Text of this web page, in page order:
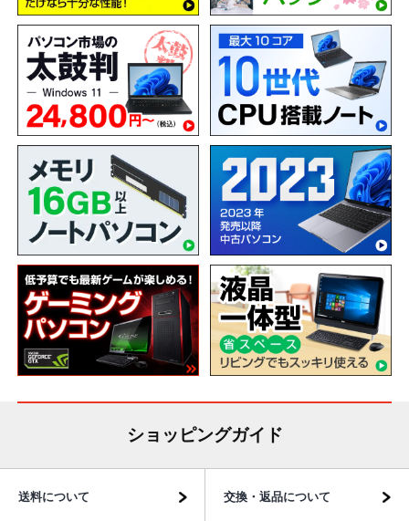
ショッピングガイド
送料について 交換・返品について